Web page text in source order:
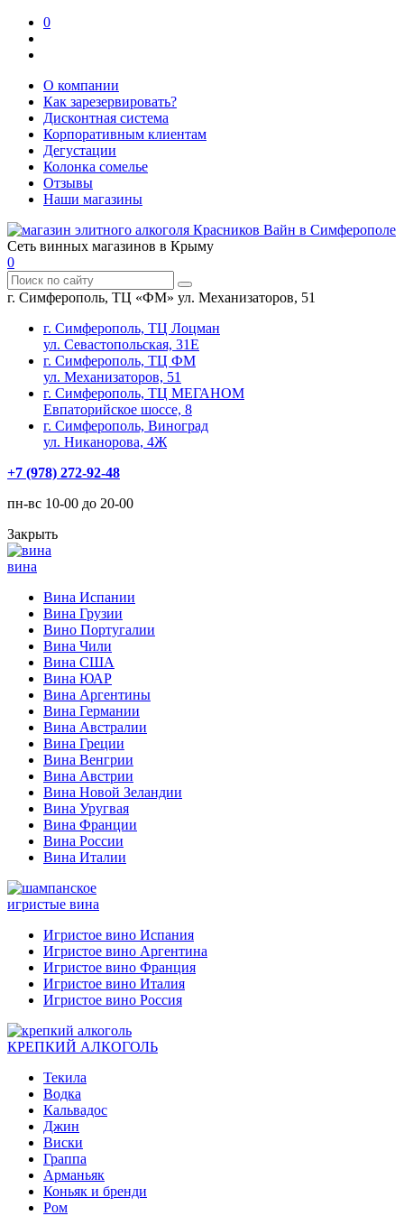
0
О компании
Как зарезервировать?
Дисконтная система
Корпоративным клиентам
Дегустации
Колонка сомелье
Отзывы
Наши магазины
Сеть винных магазинов в Крыму
0
г. Симферополь, ТЦ «ФМ» ул. Механизаторов, 51
г. Симферополь, ТЦ Лоцман
ул. Севастопольская, 31Е
г. Симферополь, ТЦ ФМ
ул. Механизаторов, 51
г. Симферополь, ТЦ МЕГАНОМ
Евпаторийское шоссе, 8
г. Симферополь, Виноград
ул. Никанорова, 4Ж
+7 (978) 272-92-48
пн-вс 10-00 до 20-00
Закрыть
вина
Вина Испании
Вина Грузии
Вино Португалии
Вина Чили
Вина США
Вина ЮАР
Вина Аргентины
Вина Германии
Вина Австралии
Вина Греции
Вина Венгрии
Вина Австрии
Вина Новой Зеландии
Вина Уругвая
Вина Франции
Вина России
Вина Италии
игристые вина
Игристое вино Испания
Игристое вино Аргентина
Игристое вино Франция
Игристое вино Италия
Игристое вино Россия
КРЕПКИЙ АЛКОГОЛЬ
Текила
Водка
Кальвадос
Джин
Виски
Граппа
Арманьяк
Коньяк и бренди
Ром